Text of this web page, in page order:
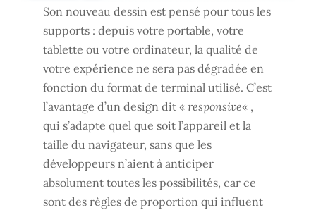
Son nouveau dessin est pensé pour tous les
supports : depuis votre portable, votre
tablette ou votre ordinateur, la qualité de
votre expérience ne sera pas dégradée en
fonction du format de terminal utilisé. C’est
l’avantage d’un design dit «responsive« ,
qui s’adapte quel que soit l’appareil et la
taille du navigateur, sans que les
développeurs n’aient à anticiper
absolument toutes les possibilités, car ce
sont des règles de proportion qui influent